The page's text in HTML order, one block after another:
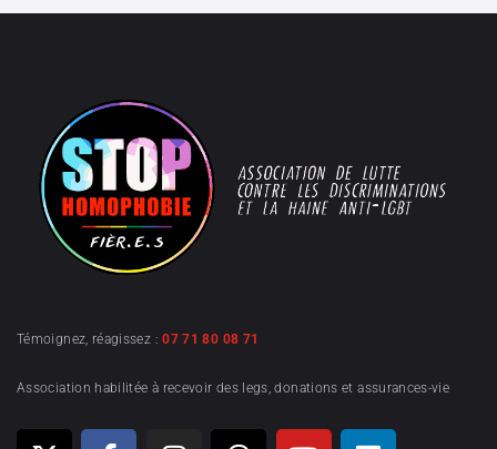
Témoignez, réagissez :07 71 80 08 71
Association habilitée à recevoir des legs, donations et assurances-vie